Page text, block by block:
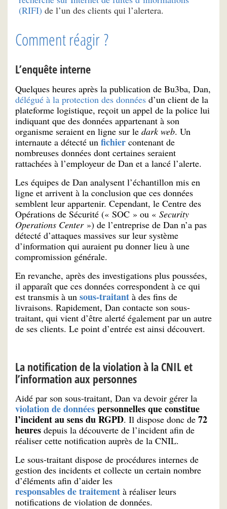
(RIFI) de l’un des clients qui l’alertera.
Comment réagir ?
L’enquête interne
Quelques heures après la publication de Bu3ba, Dan,
délégué à la protection des données d’un client de la
plateforme logistique, reçoit un appel de la police lui
indiquant que des données appartenant à son
organisme seraient en ligne sur le dark web. Un
internaute a détecté un fichier contenant de
nombreuses données dont certaines seraient
rattachées à l’employeur de Dan et a lancé l’alerte.
Les équipes de Dan analysent l’échantillon mis en
ligne et arrivent à la conclusion que ces données
semblent leur appartenir. Cependant, le Centre des
Opérations de Sécurité (« SOC » ou « Security
Operations Center») de l’entreprise de Dan n’a pas
détecté d’attaques massives sur leur système
d’information qui auraient pu donner lieu à une
compromission générale.
En revanche, après des investigations plus poussées,
il apparaît que ces données correspondent à ce qui
est transmis à un sous-traitant à des fins de
livraisons. Rapidement, Dan contacte son sous-
traitant, qui vient d’être alerté également par un autre
de ses clients. Le point d’entrée est ainsi découvert.
La notification de la violation à la CNIL et
l’information aux personnes
Aidé par son sous-traitant, Dan va devoir gérer la
violation de donnéespersonnelles que constitue
l’incident au sens du RGPD. Il dispose donc de 72
heures depuis la découverte de l’incident afin de
réaliser cette notification auprès de la CNIL.
Le sous-traitant dispose de procédures internes de
gestion des incidents et collecte un certain nombre
d’éléments afin d’aider les
responsables de traitement à réaliser leurs
notifications de violation de données.